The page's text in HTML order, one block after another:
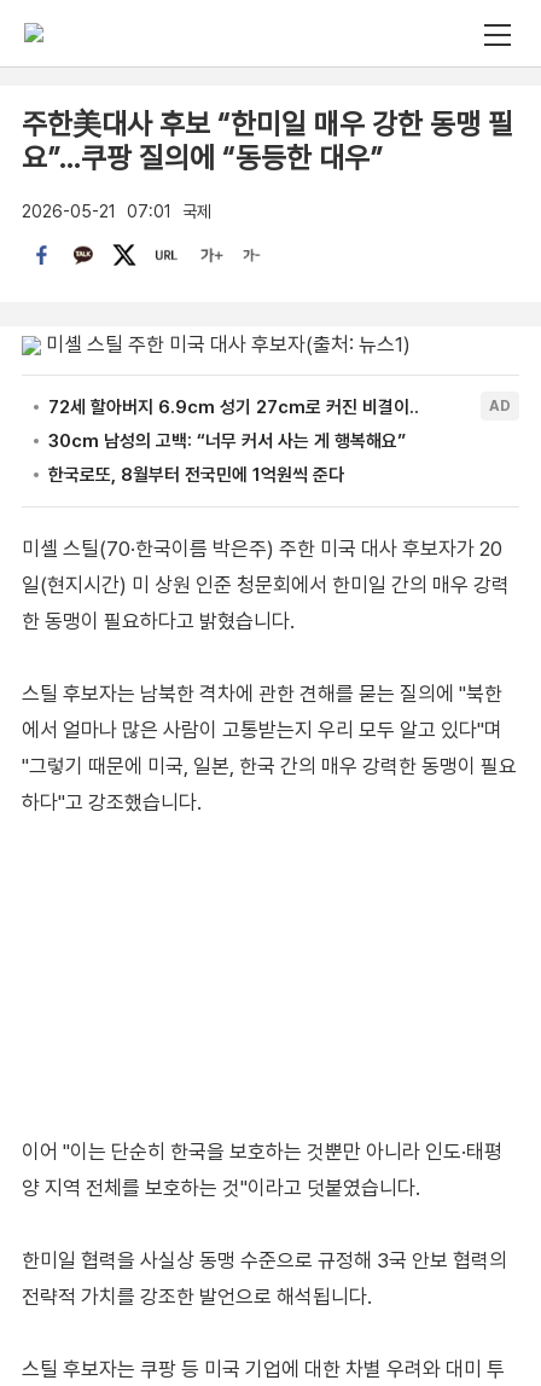
주한美대사 후보 “한미일 매우 강한 동맹 필
요”…쿠팡 질의에 “동등한 대우”
2026-05-21 07:01 국제
미셸 스틸 주한 미국 대사 후보자(출처: 뉴스1)
미셸 스틸(70·한국이름 박은주) 주한 미국 대사 후보자가 20
일(현지시간) 미 상원 인준 청문회에서 한미일 간의 매우 강력
한 동맹이 필요하다고 밝혔습니다.
스틸 후보자는 남북한 격차에 관한 견해를 묻는 질의에 "북한
에서 얼마나 많은 사람이 고통받는지 우리 모두 알고 있다"며
"그렇기 때문에 미국, 일본, 한국 간의 매우 강력한 동맹이 필요
하다"고 강조했습니다.
이어 "이는 단순히 한국을 보호하는 것뿐만 아니라 인도·태평
양 지역 전체를 보호하는 것"이라고 덧붙였습니다.
한미일 협력을 사실상 동맹 수준으로 규정해 3국 안보 협력의
전략적 가치를 강조한 발언으로 해석됩니다.
스틸 후보자는 쿠팡 등 미국 기업에 대한 차별 우려와 대미 투